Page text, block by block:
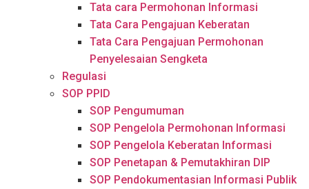
Tata cara Permohonan Informasi
Tata Cara Pengajuan Keberatan
Tata Cara Pengajuan Permohonan
Penyelesaian Sengketa
Regulasi
SOP PPID
SOP Pengumuman
SOP Pengelola Permohonan Informasi
SOP Pengelola Keberatan Informasi
SOP Penetapan & Pemutakhiran DIP
SOP Pendokumentasian Informasi Publik